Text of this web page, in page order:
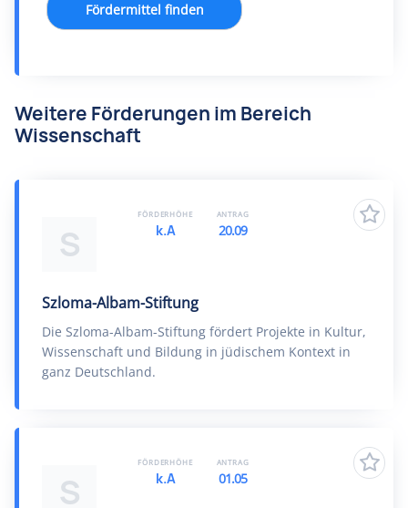
Fördermittel finden
Weitere Förderungen im Bereich
Wissenschaft
S
Szloma-Albam-Stiftung
Die Szloma-Albam-Stiftung fördert Projekte in Kultur,
Wissenschaft und Bildung in jüdischem Kontext in
ganz Deutschland.
FÖRDERHÖHE
k.A
ANTRAG
20.09
S
FÖRDERHÖHE
k.A
ANTRAG
01.05